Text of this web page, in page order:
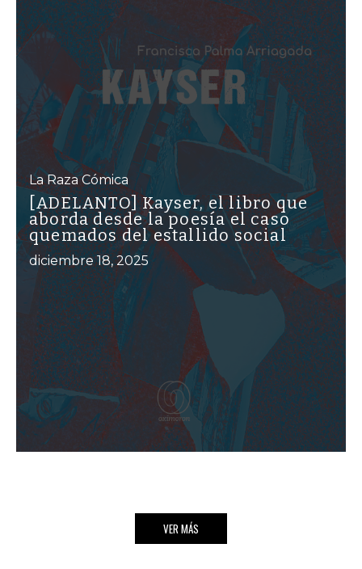
La Raza Cómica
[ADELANTO] Kayser, el libro que
aborda desde la poesía el caso
quemados del estallido social
diciembre 18, 2025
VER MÁS